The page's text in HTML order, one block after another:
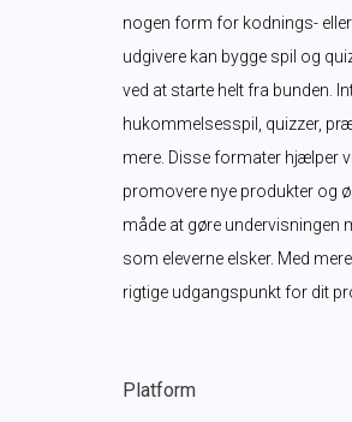
nogen form for kodnings-
udgivere kan bygge spil og
ved at starte helt fra bunden.
hukommelsesspil, quizzer,
mere. Disse formater hjælper
promovere nye produkter og
måde at gøre undervisningen
som eleverne elsker. Med
rigtige udgangspunkt for dit
Platform